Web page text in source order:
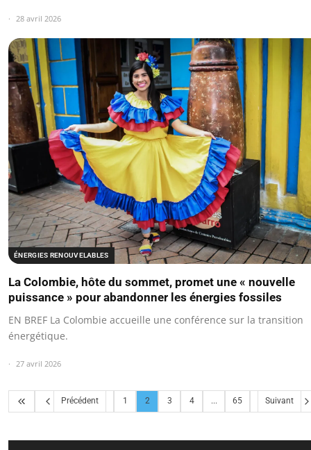
28 avril 2026
ÉNERGIES RENOUVELABLES
La Colombie, hôte du sommet, promet une « nouvelle
puissance » pour abandonner les énergies fossiles
EN BREF La Colombie accueille une conférence sur la transition
énergétique.
27 avril 2026
Précédent 1 2 3 4 ... 65 Suivant